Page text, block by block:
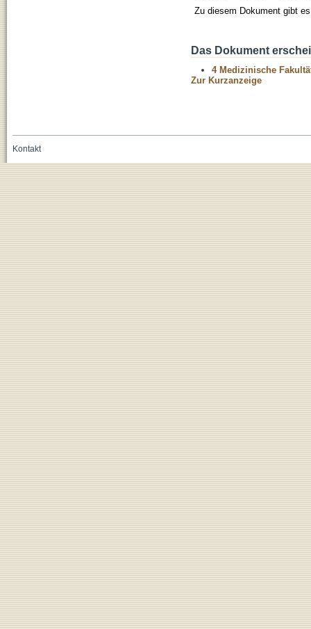
Zu diesem Dokument gibt
Das Dokument
4 Medizinische
Zur Kurzanzeige
Kontakt